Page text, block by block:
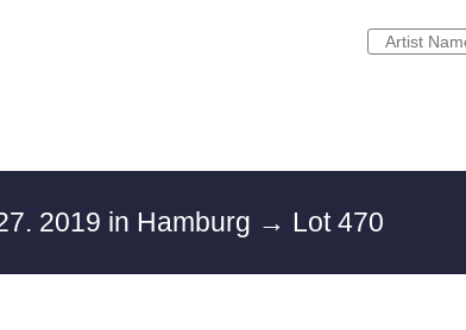
2019 in Hamburg → Lot 470